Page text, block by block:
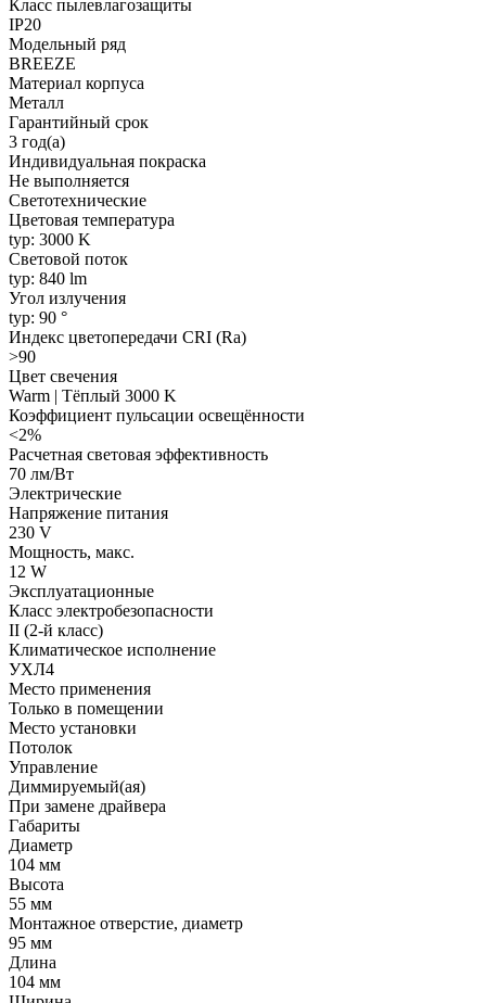
Класс пылевлагозащиты
IP20
Модельный ряд
BREEZE
Материал корпуса
Металл
Гарантийный срок
3 год(а)
Индивидуальная покраска
Не выполняется
Светотехнические
Цветовая температура
typ: 3000 K
Световой поток
typ: 840 lm
Угол излучения
typ: 90 °
Индекс цветопередачи CRI (Ra)
>90
Цвет свечения
Warm | Тёплый 3000 K
Коэффициент пульсации освещённости
<2%
Расчетная световая эффективность
70 лм/Вт
Электрические
Напряжение питания
230 V
Мощность, макс.
12 W
Эксплуатационные
Класс электробезопасности
II (2-й класс)
Климатическое исполнение
УХЛ4
Место применения
Только в помещении
Место установки
Потолок
Управление
Диммируемый(ая)
При замене драйвера
Габариты
Диаметр
104 мм
Высота
55 мм
Монтажное отверстие, диаметр
95 мм
Длина
104 мм